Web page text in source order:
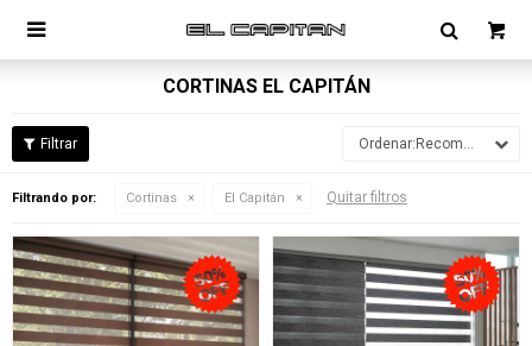

CORTINAS EL CAPITÁN
Recomendados
Filtrando por: Cortinas El Capitán Quitar filtros